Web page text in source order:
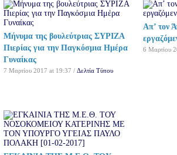
Μήνυμα της βουλεύτριας ΣΥΡΙΖΑ
Πιερίας για την Παγκόσμια Ημέρα
Γυναίκας
7 Μαρτίου 2017 at 19:37 / Δελτία Τύπου
Απ’ τον
6 Μαρτίου